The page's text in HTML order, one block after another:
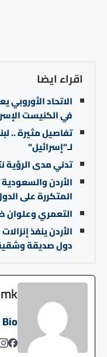
اقراء ايضا
الاتحاد
في الكنيست
تفاصيل مثيرة ..
لـ”إسرائيل”
تدني مدى الرؤية
الأردن والسعودية
المتكررة على
التعمري وعلوان ضمن أفضل 50
الأردن ينفذ
دول صديقة
mk